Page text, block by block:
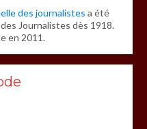
des journalistes a été
Journalistes dès 1918.
en 2011.